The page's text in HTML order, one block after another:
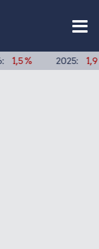
2025: 1,9 %